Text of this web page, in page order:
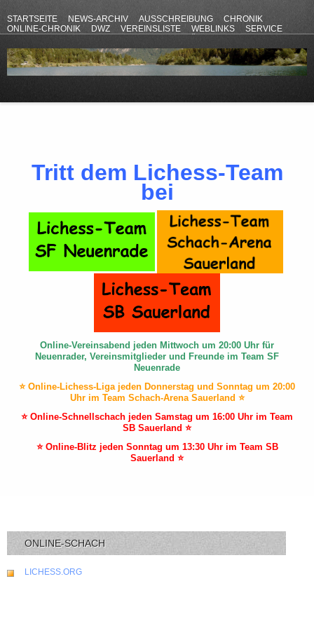
STARTSEITE NEWS-ARCHIV AUSSCHREIBUNG
CHRONIK
ONLINE-CHRONIK
DWZ VEREINSLISTE WEBLINKS
SERVICE
Tritt dem Lichess-Team
bei
Online-Vereinsabend jeden Mittwoch um 20:00 Uhr für
Neuenrader, Vereinsmitglieder und Freunde im Team SF
Neuenrade
⭐ Online-Lichess-Liga jeden Donnerstag und Sonntag um 20:00
Uhr im Team Schach-Arena Sauerland ⭐
⭐ Online-Schnellschach jeden Samstag um 16:00 Uhr im Team
SB Sauerland ⭐
⭐ Online-Blitz jeden Sonntag um 13:30 Uhr im Team SB
Sauerland ⭐
ONLINE-SCHACH
LICHESS.ORG